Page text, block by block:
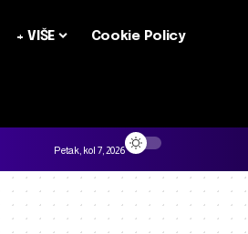
+ VIŠE Cookie Policy
Petak, kol 7, 2026